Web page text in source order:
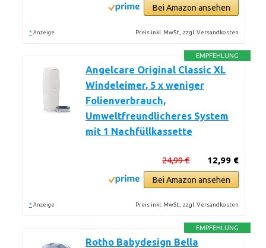
Bei Amazon ansehen
* Anzeige Preis inkl. MwSt., zzgl. Versandkosten
EMPFEHLUNG
Angelcare Original Classic XL
Windeleimer, 5 x weniger
Folienverbrauch,
Umweltfreundlicheres System
mit 1 Nachfüllkassette
12,99 €
24,99 €
Bei Amazon ansehen
* Anzeige Preis inkl. MwSt., zzgl. Versandkosten
EMPFEHLUNG
Rotho Babydesign Bella